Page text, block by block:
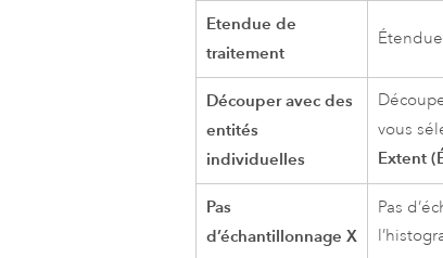
Etendue de
traitement
Découper avec des
entités
individuelles
vous
Extent
Pas
d’échantillonnage X
Pas